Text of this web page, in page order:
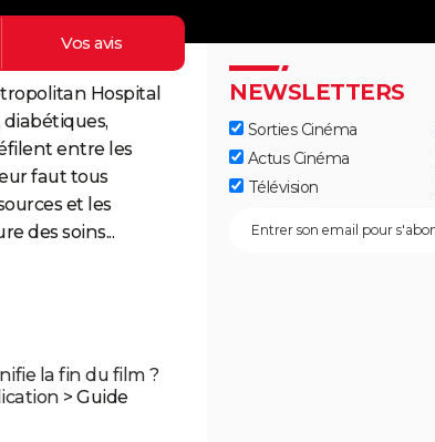
Vosavis
Hospital
entre les
faut tous
et les
des soins...
la fin du film ?
> Guide
NEWSLETTERS
Sorties Cinéma
Actus Cinéma
Télévision